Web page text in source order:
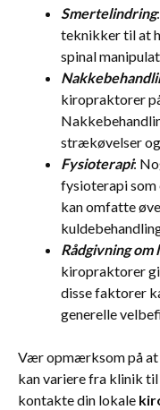
Smertelindring
teknikker til at
spinal
kiropraktorer
strækøvelser
Fysioterapi:
fysioterapi som
kan omfatte
Rådgivning
kiropraktorer
disse faktorer
generelle
Vær opmærksom på
kan variere fra klinik
kontakte din lokale